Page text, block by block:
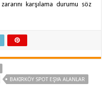
karşılama durumu söz
BAKIRKÖY SPOT EŞYA ALANLAR